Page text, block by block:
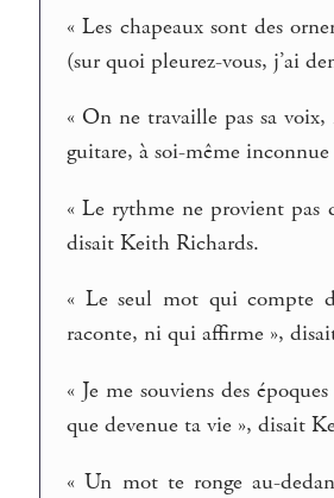
« Les chapeaux sont des
(sur quoi pleurez-vous, j’ai
« On ne travaille pas sa
guitare, à soi-même
« Le rythme ne provient pas
disait Keith Richards.
« Le seul mot qui compte
raconte, ni qui affirme »,
« Je me souviens des
que devenue ta vie », disait
« Un mot te ronge au-